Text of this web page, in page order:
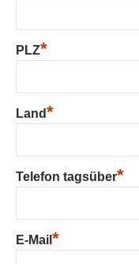
PLZ*
Land*
Telefon tagsüber*
E-Mail *